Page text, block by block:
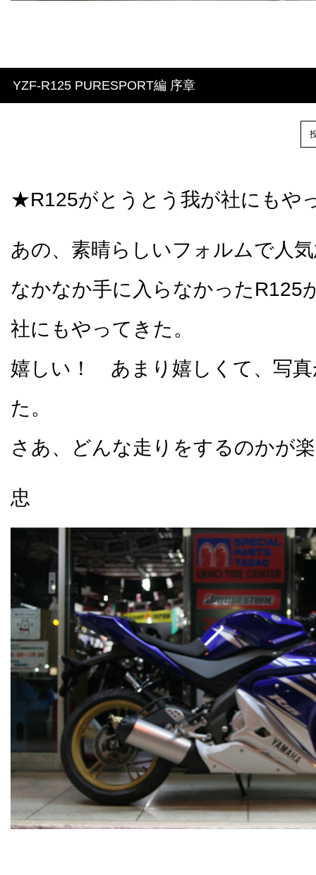
YZF-R125 PURESPORT編 序章
★R125がとうとう我が社にもや
あの、素晴らしいフォルムで人
なかなか手に入らなかったR125
社にもやってきた。
嬉しい！ あまり嬉しくて、写
た。
さあ、どんな走りをするのかが
忠